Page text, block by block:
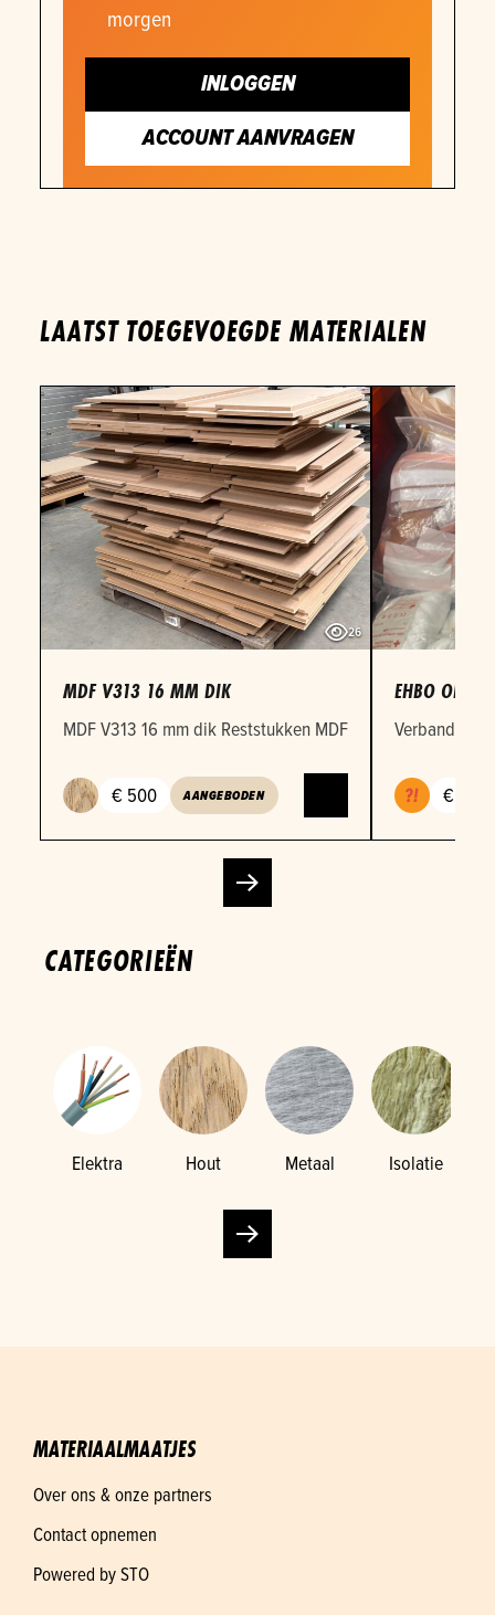
morgen
INLOGGEN
ACCOUNT AANVRAGEN
LAATST TOEGEVOEGDE MATERIALEN
26
MDF V313 16 MM DIK
MDF V313 16 mm dik Reststukken MDF 16mm in
€ 500 AANGEBODEN
EHBO
€ 1
CATEGORIEËN
Elektra Hout Metaal Isolatie
MATERIAALMAATJES
Over ons & onze partners
Contact opnemen
Powered by STO